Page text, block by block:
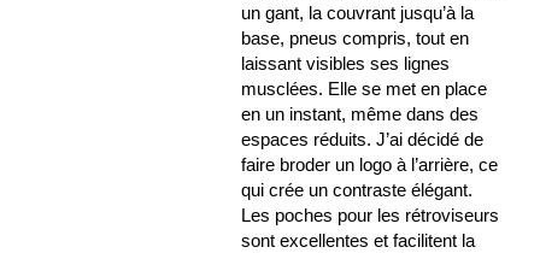
un gant, la couvrant jusqu’à la
base, pneus compris, tout en
laissant visibles ses lignes
musclées. Elle se met en place
en un instant, même dans des
espaces réduits. J’ai décidé de
faire broder un logo à l’arrière, ce
qui crée un contraste élégant.
Les poches pour les rétroviseurs
sont excellentes et facilitent la